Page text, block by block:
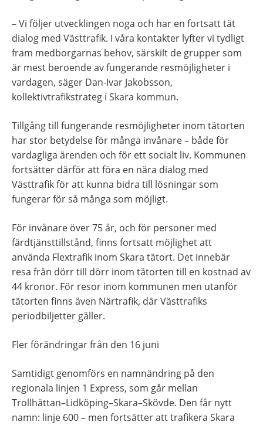
– Vi följer utvecklingen noga och har en fortsatt tät
dialog med Västtrafik. I våra kontakter lyfter vi tydligt
fram medborgarnas behov, särskilt de grupper som
är mest beroende av fungerande resmöjligheter i
vardagen, säger Dan-Ivar Jakobsson,
kollektivtrafikstrateg i Skara kommun.
Tillgång till fungerande resmöjligheter inom tätorten
har stor betydelse för många invånare – både för
vardagliga ärenden och för ett socialt liv. Kommunen
fortsätter därför att föra en nära dialog med
Västtrafik för att kunna bidra till lösningar som
fungerar för så många som möjligt.
För invånare över 75 år, och för personer med
färdtjänsttillstånd, finns fortsatt möjlighet att
använda Flextrafik inom Skara tätort. Det innebär
resa från dörr till dörr inom tätorten till en kostnad av
44 kronor. För resor inom kommunen men utanför
tätorten finns även Närtrafik, där Västtrafiks
periodbiljetter gäller.
Fler förändringar från den 16 juni
Samtidigt genomförs en namnändring på den
regionala linjen 1 Express, som går mellan
Trollhättan–Lidköping–Skara–Skövde. Den får nytt
namn: linje 600 – men fortsätter att trafikera Skara